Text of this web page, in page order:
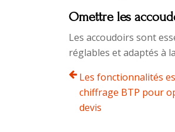
Omettre les
Les accoudoirs sont
réglables et adaptés à
Les fonctionnalités
chiffrage BTP pour
devis